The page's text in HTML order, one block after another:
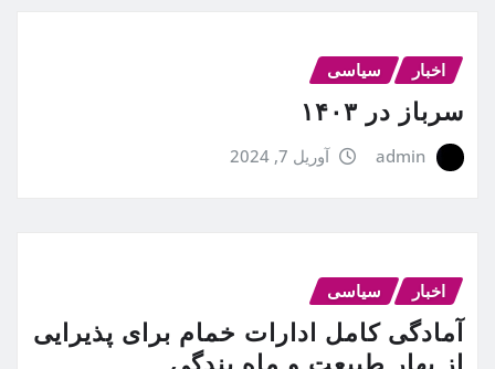
اخبار سیاسی
سرباز در ۱۴۰۳
admin آوریل 7, 2024
اخبار سیاسی
آمادگی کامل ادارات خمام برای پذیرایی
از بهار طبیعت و ماه بندگی